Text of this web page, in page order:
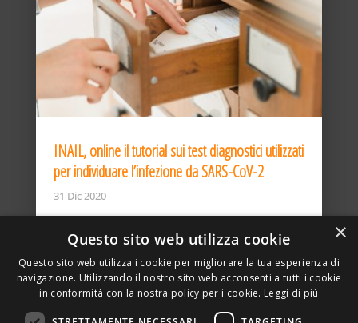
INAIL, online il tutorial sui test diagnostici utilizzati
per individuare l’infezione da SARS-CoV-2
31 Dic 2020
×
Questo sito web utilizza cookie
Questo sito web utilizza i cookie per migliorare la tua esperienza di
navigazione. Utilizzando il nostro sito web acconsenti a tutti i cookie
in conformità con la nostra policy per i cookie. Leggi di più